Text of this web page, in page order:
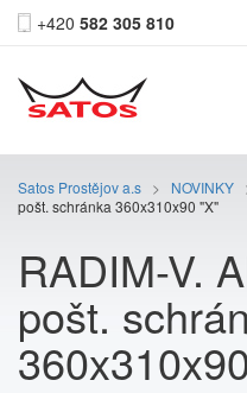
+420 582 305 810
Satos Prostějov a.s > NOVINKY
pošt. schránka 360x310x90 "X"
RADIM-V.
pošt.